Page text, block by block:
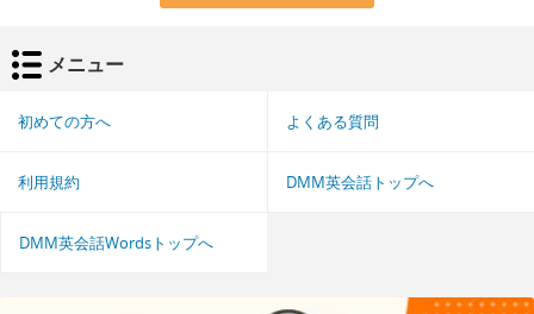
メニュー
初めての方へ よくある質問
利用規約 DMM英会話トップへ
DMM英会話Wordsトップへ